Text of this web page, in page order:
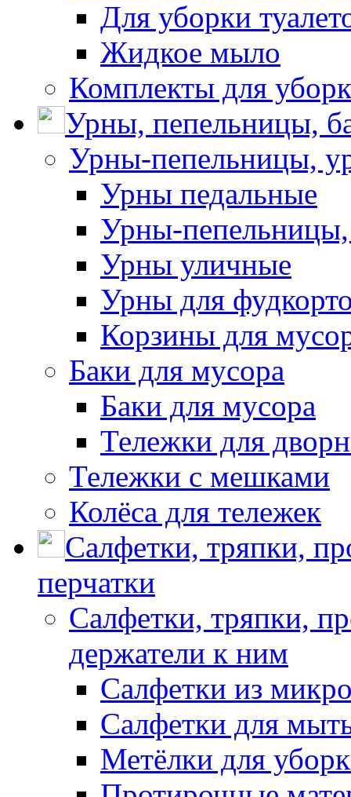
Для уборки
Жидкое мыло
Комплекты для
Урны, пепельницы,
Урны-пепельницы,
Урны педальные
Урны-
Урны уличные
Урны для
Корзины для
Баки для мусора
Баки для мусора
Тележки для
Тележки с мешками
Колёса для тележек
Салфетки, тряпки,
перчатки
Салфетки, тряпки,
держатели к ним
Салфетки из
Салфетки для
Метёлки для